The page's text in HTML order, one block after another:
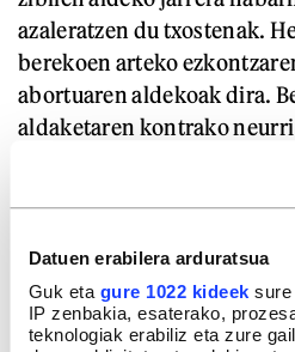
Datuen erabilera arduratsua
Guk eta gure 1022 kideek sure
IP zenbakia, esaterako,
teknologiak erabiliz eta zure
azaleratzen du txostenak.
berekoen arteko
abortuaren aldekoak dira.
aldaketaren kontrako
hartu behar direla uste